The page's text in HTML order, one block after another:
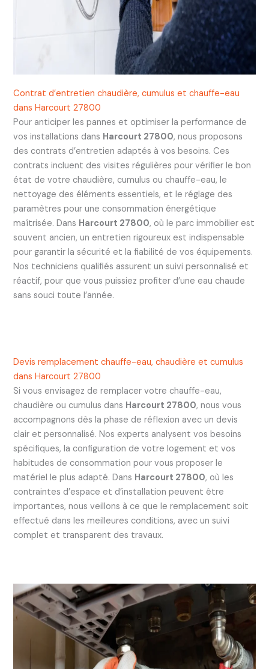
Contrat d’entretien chaudière, cumulus et chauffe-eau
dans Harcourt 27800
Pour anticiper les pannes et optimiser la performance de
vos installations dans Harcourt 27800, nous proposons
des contrats d’entretien adaptés à vos besoins. Ces
contrats incluent des visites régulières pour vérifier le bon
état de votre chaudière, cumulus ou chauffe-eau, le
nettoyage des éléments essentiels, et le réglage des
paramètres pour une consommation énergétique
maîtrisée. Dans Harcourt 27800, où le parc immobilier est
souvent ancien, un entretien rigoureux est indispensable
pour garantir la sécurité et la fiabilité de vos équipements.
Nos techniciens qualifiés assurent un suivi personnalisé et
réactif, pour que vous puissiez profiter d’une eau chaude
sans souci toute l’année.
Devis remplacement chauffe-eau, chaudière et cumulus
dans Harcourt 27800
Si vous envisagez de remplacer votre chauffe-eau,
chaudière ou cumulus dans Harcourt 27800, nous vous
accompagnons dès la phase de réflexion avec un devis
clair et personnalisé. Nos experts analysent vos besoins
spécifiques, la configuration de votre logement et vos
habitudes de consommation pour vous proposer le
matériel le plus adapté. Dans Harcourt 27800, où les
contraintes d’espace et d’installation peuvent être
importantes, nous veillons à ce que le remplacement soit
effectué dans les meilleures conditions, avec un suivi
complet et transparent des travaux.